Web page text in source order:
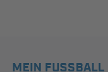
MEIN FUSSBALL